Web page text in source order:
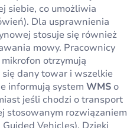
siebie, co umożliwia
Dla usprawnienia
stosuje się również
mowy. Pracownicy
otrzymują
dany towar i wszelkie
informują system WMS o
jeśli chodzi o transport
stosowanym rozwiązaniem